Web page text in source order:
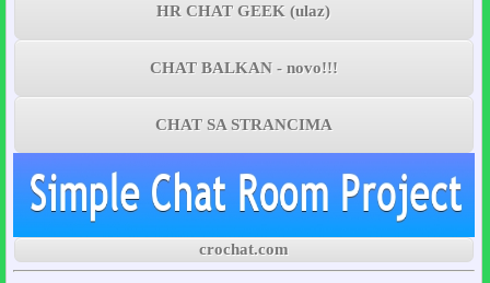
HR CHAT GEEK (ulaz)
CHAT BALKAN - novo!!!
CHAT SA STRANCIMA
crochat.com